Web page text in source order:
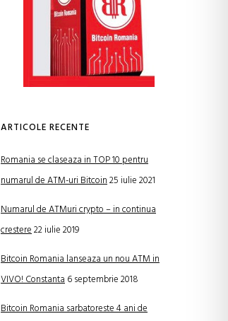
ARTICOLE RECENTE
Romania se claseaza in TOP 10 pentru
numarul de ATM-uri Bitcoin25 iulie 2021
Numarul de ATMuri crypto – in continua
crestere22 iulie 2019
Bitcoin Romania lanseaza un nou ATM in
VIVO! Constanta6 septembrie 2018
Bitcoin Romania sarbatoreste 4 ani de